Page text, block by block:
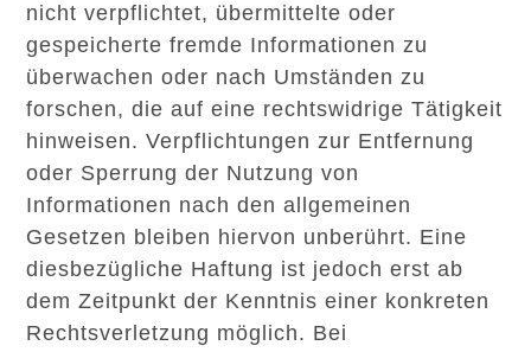
nicht verpflichtet, übermittelte oder
gespeicherte fremde Informationen zu
überwachen oder nach Umständen zu
forschen, die auf eine rechtswidrige Tätigkeit
hinweisen. Verpflichtungen zur Entfernung
oder Sperrung der Nutzung von
Informationen nach den allgemeinen
Gesetzen bleiben hiervon unberührt. Eine
diesbezügliche Haftung ist jedoch erst ab
dem Zeitpunkt der Kenntnis einer konkreten
Rechtsverletzung möglich. Bei